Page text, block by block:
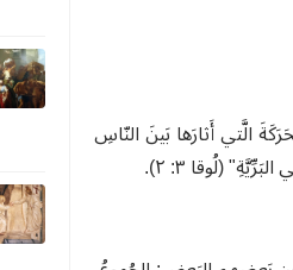
ما يُبرِزُ الحَرَكَةَ الَّتي أَثارَها بَينَ النّاسِ
(لُوقا ٣: ٢).